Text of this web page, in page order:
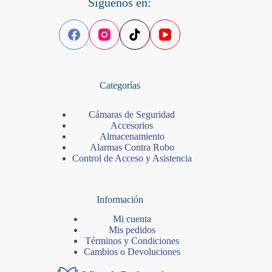
Categorías
Cámaras de Seguridad
Accesorios
Almacenamiento
Alarmas Contra Robo
Control de Acceso y Asistencia
Información
Mi cuenta
Mis pedidos
Términos y Condiciones
Cambios o Devoluciones